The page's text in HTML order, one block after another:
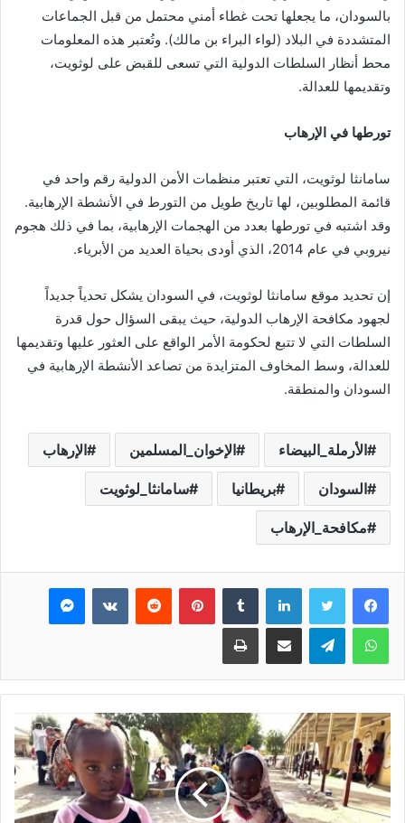
بالسودان، ما يجعلها تحت غطاء أمني محتمل من قبل الجماعات
المتشددة في البلاد (لواء البراء بن مالك). وتُعتبر هذه المعلومات
محط أنظار السلطات الدولية التي تسعى للقبض على لوثويت،
وتقديمها للعدالة.
تورطها في الإرهاب
سامانثا لوثويت، التي تعتبر منظمات الأمن الدولية رقم واحد في
قائمة المطلوبين، لها تاريخ طويل من التورط في الأنشطة الإرهابية.
وقد اشتبه في تورطها بعدد من الهجمات الإرهابية، بما في ذلك هجوم
نيروبي في عام 2014، الذي أودى بحياة العديد من الأبرياء.
إن تحديد موقع سامانثا لوثويت، في السودان يشكل تحدياً جديداً
لجهود مكافحة الإرهاب الدولية، حيث يبقى السؤال حول قدرة
السلطات التي لا تتبع لحكومة الأمر الواقع على العثور عليها وتقديمها
للعدالة، وسط المخاوف المتزايدة من تصاعد الأنشطة الإرهابية في
السودان والمنطقة.
الأرملة_البيضاء الإخوان_المسلمين الإرهاب
السودان بريطانيا سامانثا_لوثويت
مكافحة_الإرهاب
فيسبوك تويتر لينكدإن بينتيريست ماسنجر
واتساب تيلقرام مشاركة عبر البريد طباعة